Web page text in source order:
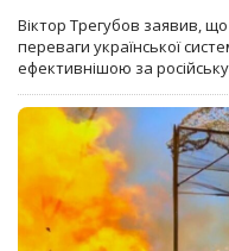
Віктор Трегубов заявив, що
переваги української
ефективнішою за